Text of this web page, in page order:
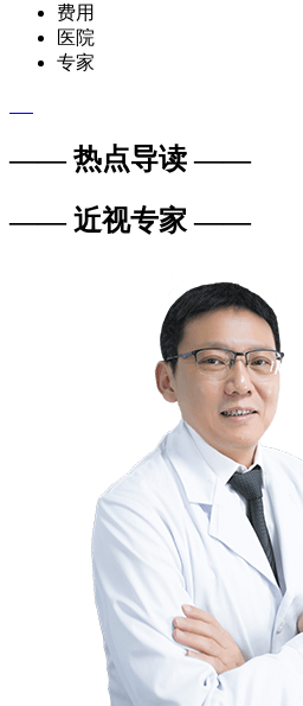
费用
医院
专家
—— 热点导读 ——
—— 近视专家 ——